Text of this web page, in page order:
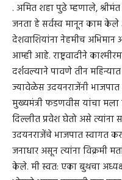
. अमित शहा पुढे म्हणाले,
जनता हे सर्वस्व मानून काम केले
देशवाशियांना नेहमीच अभिमान
आम्ही आहे. राष्ट्रवादीने
दर्शवल्याने पावणे तीन
ज्यावेळेस उदयनराजेंनी
मुख्यमंत्री फडणवीस यांचा मला
दिल्लीत प्रवेश घेतो असे त्यांना
उदयनराजेंचे भाजपात स्वागत
जनाधार असून त्यांना विक्रमी
केले. मी स्वत: एका बुथचा